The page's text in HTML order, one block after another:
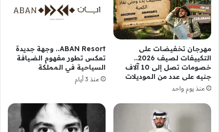
مهرجان تخفيضات على
التكييفات لصيف 2026..
خصومات تصل إلى 10 آلاف
جنيه على عدد من الموديلات
منذ يوم واحد
ABAN Resort.. وجهة جديدة
تعكس تطور مفهوم الضيافة
السياحية في المملكة
منذ 3 أيام